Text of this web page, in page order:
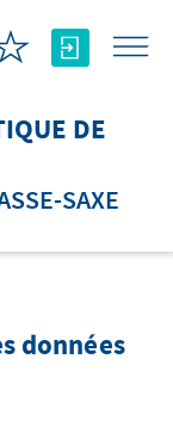
DE
SAXE
données